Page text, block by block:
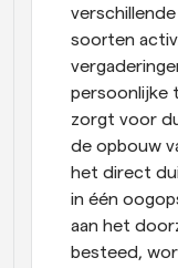
soorten
persoonlijke
zorgt voor
de opbouw
het direct
in één
aan het
besteed,